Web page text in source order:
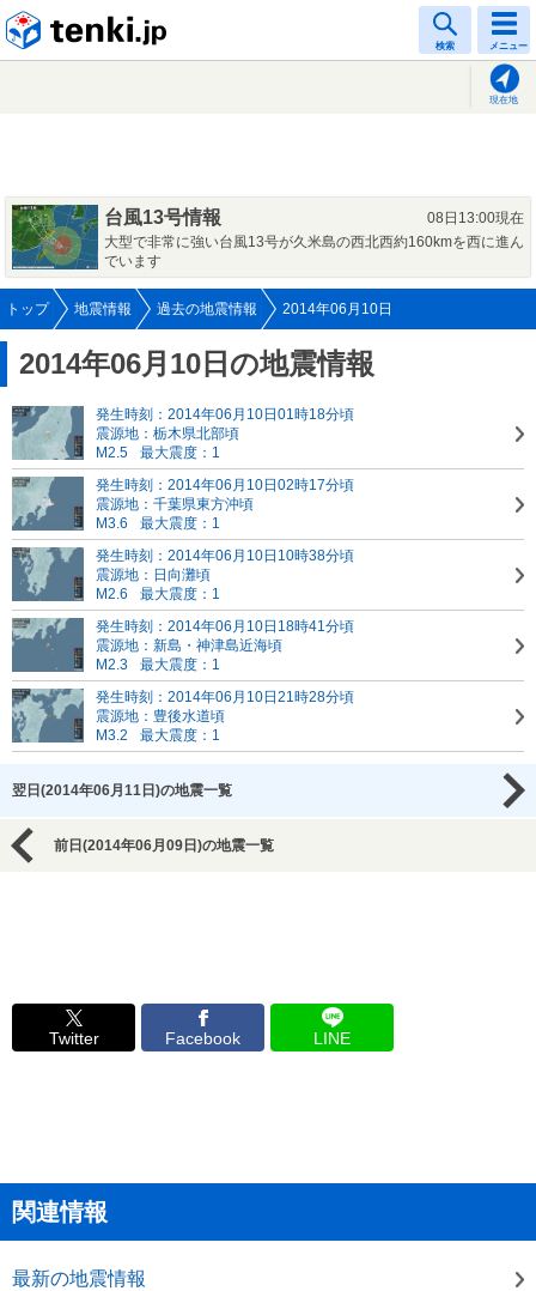
検索 メニュー
現在地
台風13号情報
08日13:00現在
大型で非常に強い台風13号が久米島の西北西約160kmを西に進ん
でいます
トップ 地震情報 過去の地震情報 2014年06月10日
2014年06月10日の地震情報
発生時刻：2014年06月10日01時18分頃
震源地：栃木県北部頃
M2.5
最大震度：1
発生時刻：2014年06月10日02時17分頃
震源地：千葉県東方沖頃
M3.6
最大震度：1
発生時刻：2014年06月10日10時38分頃
震源地：日向灘頃
M2.6
最大震度：1
発生時刻：2014年06月10日18時41分頃
震源地：新島・神津島近海頃
M2.3
最大震度：1
発生時刻：2014年06月10日21時28分頃
震源地：豊後水道頃
M3.2
最大震度：1
翌日(2014年06月11日)の地震一覧
前日(2014年06月09日)の地震一覧
Twitter Facebook LINE
関連情報
最新の地震情報